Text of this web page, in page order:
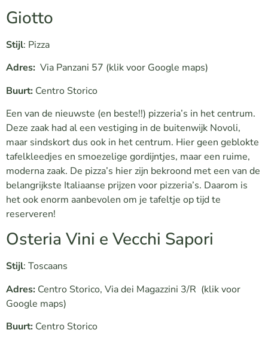
Giotto
Stijl: Pizza
Adres: Via Panzani 57 (klik voor Google maps)
Buurt: Centro Storico
Een van de nieuwste (en beste!!) pizzeria’s in het centrum.
Deze zaak had al een vestiging in de buitenwijk Novoli,
maar sindskort dus ook in het centrum. Hier geen geblokte
tafelkleedjes en smoezelige gordijntjes, maar een ruime,
moderna zaak. De pizza’s hier zijn bekroond met een van de
belangrijkste Italiaanse prijzen voor pizzeria’s. Daarom is
het ook enorm aanbevolen om je tafeltje op tijd te
reserveren!
Osteria Vini e Vecchi Sapori
Stijl: Toscaans
Adres: Centro Storico, Via dei Magazzini 3/R (klik voor
Google maps)
Buurt: Centro Storico